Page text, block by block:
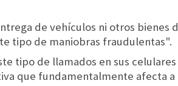
de vehículos ni otros bienes
tipo de maniobras fraudulentas".
tipo de llamados en sus
que fundamentalmente afecta a